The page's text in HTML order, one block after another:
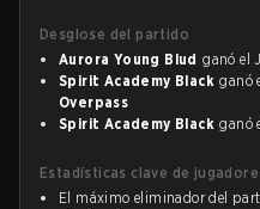
Desglose del partido
Aurora Young Blud ganó el
Spirit Academy Black ganó
Overpass
Spirit Academy Black ganó
Estadísticas clave de
El máximo eliminador del